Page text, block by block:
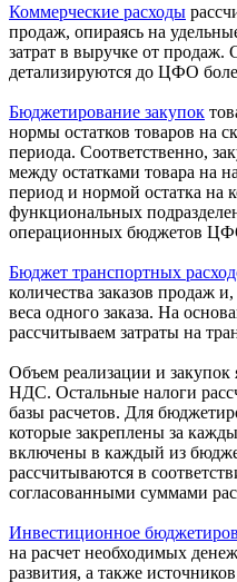
Коммерческие расходы
продаж, опираясь на
затрат в выручке от продаж.
детализируются до ЦФО
Бюджетирование закупок
нормы остатков товаров на
периода. Соответственно,
между остатками товара на
период и нормой остатка на
функциональных
операционных бюджетов
Бюджет транспортных
количества заказов продаж
веса одного заказа. На
рассчитываем затраты на
Объем реализации и закупок
НДС. Остальные налоги
базы расчетов. Для
которые закреплены за
включены в каждый из
рассчитываются в
согласованными суммами
Инвестиционное
на расчет необходимых
развития, а также